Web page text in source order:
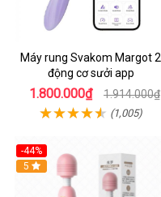
Máy rung Svakom Margot 2
động cơ sưởi app
1.800.000₫ 1.914.000₫
(1,005)
-44%
Hot
5